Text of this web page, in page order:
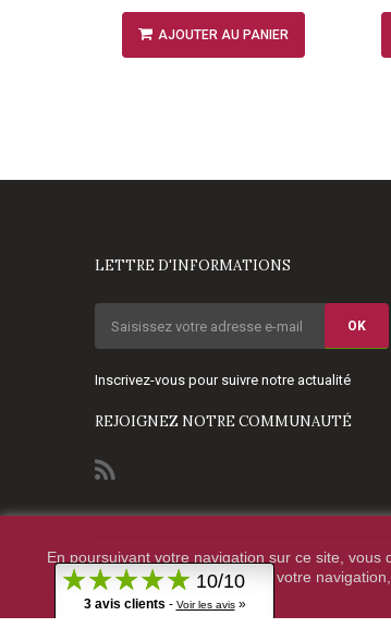
AJOUTER AU PANIER
LETTRE D'INFORMATIONS
OK
Inscrivez-vous pour suivre notre actualité
REJOIGNEZ NOTRE COMMUNAUTÉ
En poursuivant votre navigation sur ce site,
votre
© 2020 - HighTechDiffusion.